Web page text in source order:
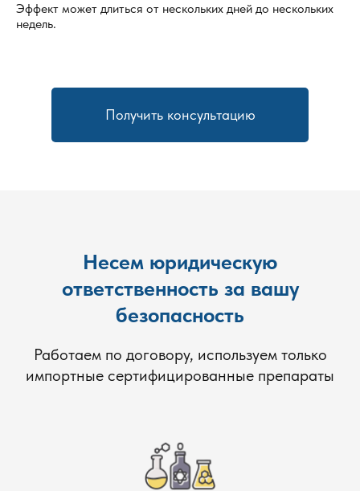
Эффект может длиться от нескольких дней до нескольких
недель.
Получить консультацию
Несем юридическую
ответственность за вашу
безопасность
Работаем по договору, используем только
импортные сертифицированные препараты